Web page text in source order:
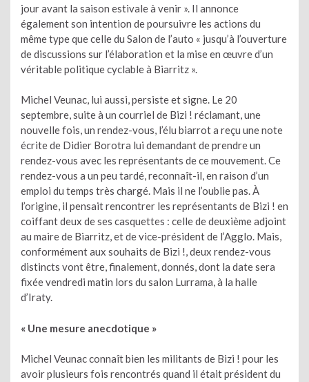
jour avant la saison estivale à venir ». Il annonce
également son intention de poursuivre les actions du
même type que celle du Salon de l’auto « jusqu’à l’ouverture
de discussions sur l’élaboration et la mise en œuvre d’un
véritable politique cyclable à Biarritz ».
Michel Veunac, lui aussi, persiste et signe. Le 20
septembre, suite à un courriel de Bizi ! réclamant, une
nouvelle fois, un rendez-vous, l’élu biarrot a reçu une note
écrite de Didier Borotra lui demandant de prendre un
rendez-vous avec les représentants de ce mouvement. Ce
rendez-vous a un peu tardé, reconnaît-il, en raison d’un
emploi du temps très chargé. Mais il ne l’oublie pas. À
l’origine, il pensait rencontrer les représentants de Bizi ! en
coiffant deux de ses casquettes : celle de deuxième adjoint
au maire de Biarritz, et de vice-président de l’Agglo. Mais,
conformément aux souhaits de Bizi !, deux rendez-vous
distincts vont être, finalement, donnés, dont la date sera
fixée vendredi matin lors du salon Lurrama, à la halle
d’Iraty.
« Une mesure anecdotique »
Michel Veunac connaît bien les militants de Bizi ! pour les
avoir plusieurs fois rencontrés quand il était président du